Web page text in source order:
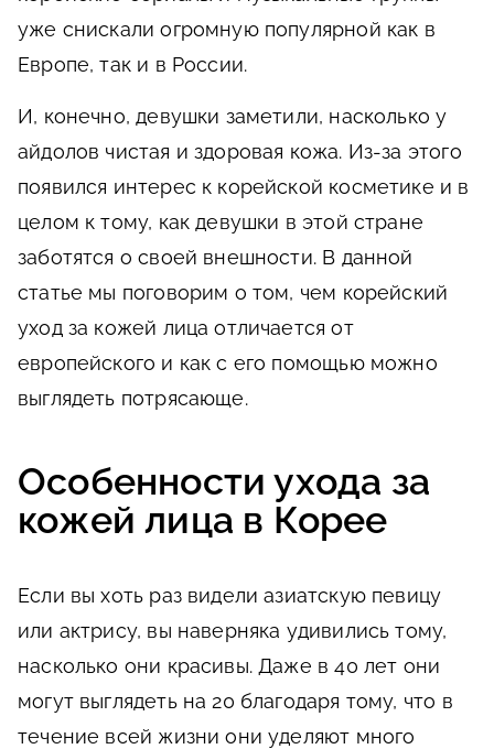
уже снискали огромную популярной как в
Европе, так и в России.
И, конечно, девушки заметили, насколько у
айдолов чистая и здоровая кожа. Из-за этого
появился интерес к корейской косметике и в
целом к тому, как девушки в этой стране
заботятся о своей внешности. В данной
статье мы поговорим о том, чем корейский
уход за кожей лица отличается от
европейского и как с его помощью можно
выглядеть потрясающе.
Особенности ухода за
кожей лица в Корее
Если вы хоть раз видели азиатскую певицу
или актрису, вы наверняка удивились тому,
насколько они красивы. Даже в 40 лет они
могут выглядеть на 20 благодаря тому, что в
течение всей жизни они уделяют много